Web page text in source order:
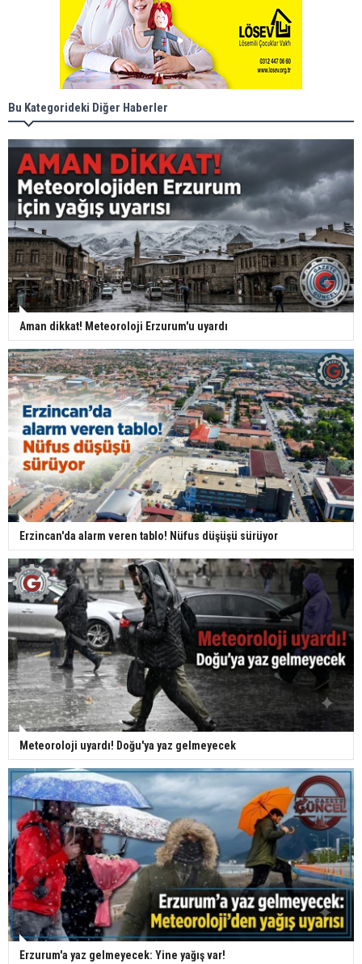
Bu Kategorideki Diğer Haberler
Aman dikkat! Meteoroloji Erzurum'u uyardı
Erzincan'da alarm veren tablo! Nüfus düşüşü sürüyor
Meteoroloji uyardı! Doğu'ya yaz gelmeyecek
Erzurum'a yaz gelmeyecek: Yine yağış var!